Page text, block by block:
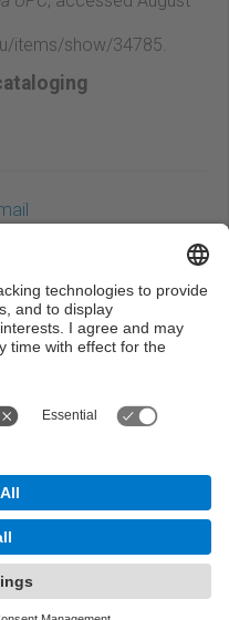
items/show/34785
on this work is
license:Attribution-
de Catalunya ·
Privacy settings